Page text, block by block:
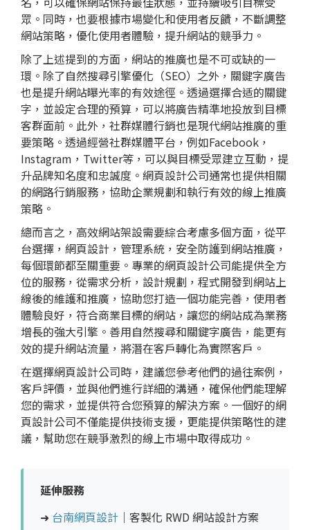
眾。同時，也要根據市場變化和使用者反饋，不斷調整
網站策略，優化使用者體驗，提升網站的競爭力。
除了上述提到的方面，網站的推廣也是不可或缺的一
環。除了自然搜尋引擎優化（SEO）之外， 關鍵字廣告
也是提升網站曝光率的有效途徑。透過選擇合适的關鍵
字，並設定合理的預算，可以將廣告精準地投放到目標
客群面前。此外，社群媒體行銷也是現代網站推廣的重
要策略。透過經營社群媒體平台，例如Facebook，
Instagram，Twitter等，可以與目標受眾建立互動，提
升品牌知名度和忠誠度。網頁設計公司通常也提供相關
的網路行銷服務，協助企業規劃和執行有效的線上推廣
策略。
總而言之，高效網站架設需要綜合考慮多個方面，從平
台選擇， 網頁設計 ，管理系統，安全防護到網站推廣，
每個環節都至關重要。專業的網頁設計公司能提供全方
位的服務，從需求分析，設計規劃，程式開發到網站上
線後的維護和推廣，協助您打造一個功能完善，使用者
體驗良好，符合商業目標的網站，讓您的網站成為業務
增長的強大引擎。善用自然搜尋和關鍵字廣告 ，能更有
效的提升網站流量，將潛在客戶轉化為實際客戶。
在選擇網頁設計公司時，建議您參考他們的過往案例，
客戶評價，並與他們進行詳細的溝通，確保他們能理解
您的需求，並提供符合您預算的解決方案。一個好的網
頁設計公司不僅能提供技術支援，更能提供策略性的建
議，幫助您在競爭激烈的線上市場中取得成功。
延伸服務
➜ 台南網頁設計 ｜客製化 RWD 網站設計方案